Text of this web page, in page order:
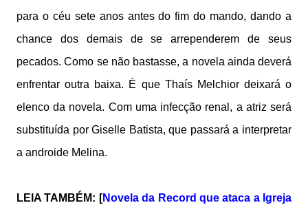
para o céu sete anos antes do fim do mando, dando a
chance dos demais de se arrependerem de seus
pecados. Como se não bastasse, a novela ainda deverá
enfrentar outra baixa. É que Thaís Melchior deixará o
elenco da novela. Com uma infecção renal, a atriz será
substituída por Giselle Batista, que passará a interpretar
a androide Melina.
LEIA TAMBÉM: [Novela da Record que ataca a Igreja